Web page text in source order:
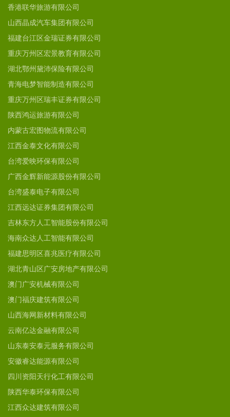
香港联华旅游有限公司
山西晶成汽车集团有限公司
福建台江区金瑞证券有限公司
重庆万州区宏景教育有限公司
湖北鄂州黛沛保险有限公司
青海电梦智能制造有限公司
重庆万州区瑞丰证券有限公司
陕西鸿运旅游有限公司
内蒙古宏图物流有限公司
江西金泰文化有限公司
台湾爱映环保有限公司
广西金辉新能源股份有限公司
台湾盛泰电子有限公司
江西远达证券集团有限公司
吉林东方人工智能股份有限公司
海南众达人工智能有限公司
福建思明区喜兆医疗有限公司
湖北青山区广安房地产有限公司
澳门广安机械有限公司
澳门福庆建筑有限公司
山西海网新材料有限公司
云南亿达金融有限公司
山东泰安泰元服务有限公司
安徽睿达能源有限公司
四川资阳天行化工有限公司
陕西华泰环保有限公司
江西众达建筑有限公司